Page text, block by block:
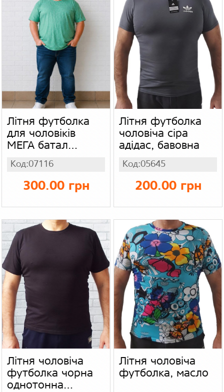
Літня футболка
для чоловіків
МЕГА батал
великого розміру,
чоловіча легка
трикотажна
футболка, колір
зелений меланж
Код:07116
300.00 грн
Літня футболка
чоловіча сіра
адідас, бавовна
Код:05645
200.00 грн
Літня чоловіча
футболка чорна
однотонна
Літня чоловіча
футболка, масло